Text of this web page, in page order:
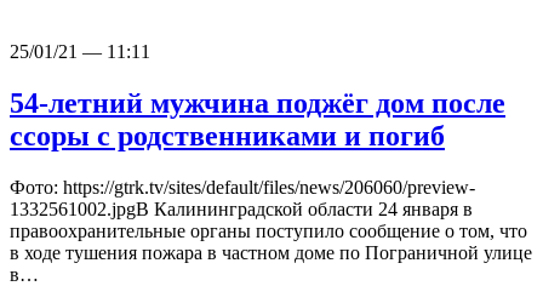
25/01/21 — 11:11
54-летний мужчина поджёг дом после
ссоры с родственниками и погиб
Фото: https://gtrk.tv/sites/default/files/news/206060/preview-
1332561002.jpgВ Калининградской области 24 января в
правоохранительные органы поступило сообщение о том, что
в ходе тушения пожара в частном доме по Пограничной улице
в…